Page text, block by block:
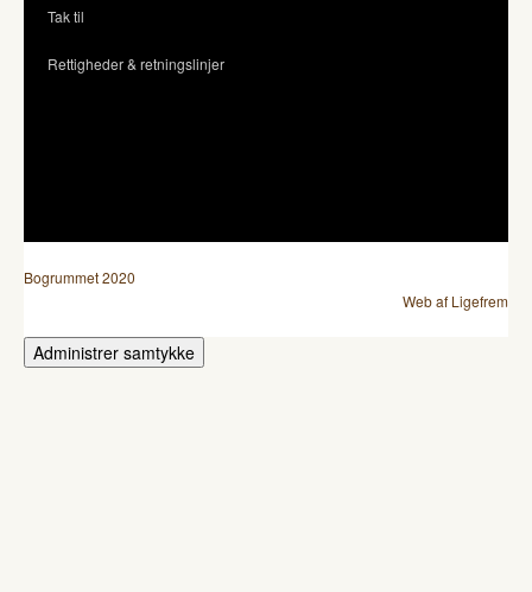
Tak til
Rettigheder & retningslinjer
Bogrummet 2020
Web af Ligefrem
Administrer samtykke